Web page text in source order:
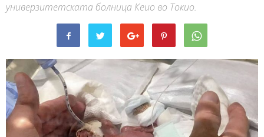
универзитетската болница Кеио во Токио.